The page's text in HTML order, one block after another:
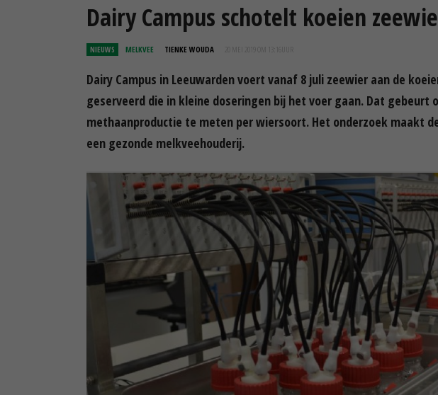
Dairy Campus schotelt koeien
NIEUWS MELKVEE TIENKE WOUDA 20 MEI 2019 OM 13:16
Dairy Campus in Leeuwarden voert vanaf 8 juli zeewier aan de
geserveerd die in kleine doseringen bij het voer gaan. Dat gebeurt
methaanproductie te meten per wiersoort. Het onderzoek maakt
een gezonde melkveehouderij.